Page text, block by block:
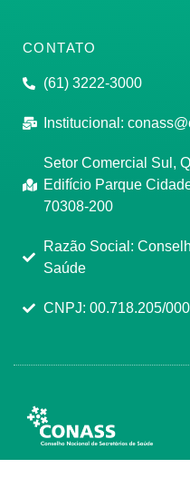
CONTATO
(61) 3222-3000
Institucional:
Setor Comercial Sul,
Edifício Parque
70308-200
Razão Social:
Saúde
CNPJ: 00.718.205/